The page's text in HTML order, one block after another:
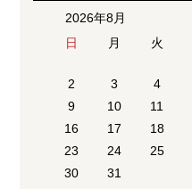
2026年8月
日
月 火
2
3 4
9
10 11
16
17 18
23
24 25
30
31